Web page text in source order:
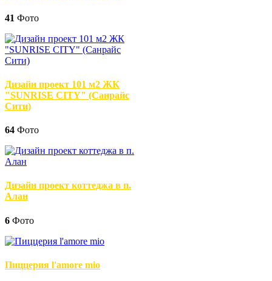
41 Фото
Дизайн проект 101 м2 ЖК
"SUNRISE CITY" (Санрайс
Сити)
64 Фото
Дизайн проект коттеджа в п.
Алан
6 Фото
Пиццерия l'amore mio